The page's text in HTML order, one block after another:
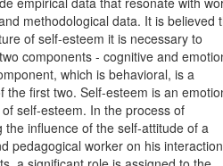
methodological data. It is believed
of self-esteem it is necessary to
components - cognitive and
which is behavioral, is a
the first two. Self-esteem is an
self-esteem. In the process of
the influence of the self-attitude of a
pedagogical worker on his interaction